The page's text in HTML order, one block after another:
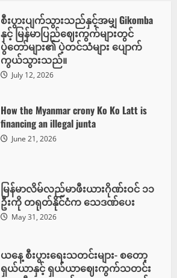
စီးပွားပျက်သွားသည်နှင့်အမျှ Gikomba
နှင့် မြန်မာပြည်ဈေးကွက်များတွင်
ပွဲတော်များ၏ ပဲ့တင်သံများ ပျောက်
ကွယ်သွားသည်။
July 12, 2026
How the Myanmar crony Ko Ko Latt is
financing an illegal junta
June 21, 2026
မြန်မာလိမ်လည်မာဖီးယားဂိုဏ်းဝင် ၁၁
ဦးကို တရုတ်နိုင်ငံက သေဒဏ်ပေး
May 31, 2026
ယနေ့ စီးပွားရေးသတင်းများ- စတော့
ရှယ်ယာနှင့် ရှယ်ယာဈေးကွက်သတင်း